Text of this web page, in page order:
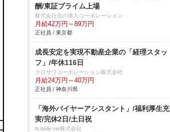
酬/東証プライム上場
株式会社北の達人コーポレーション
月給42万円～89万円
正社員 / 東京都
成長安定を実現不動産企業の「経理スタッ
フ」/年休116日
クロサワコーポレーション株式会社
月給24万円～40万円
正社員 / 神奈川県
「海外バイヤーアシスタント」/福利厚生充
実/完休2日/土日祝
la belle vie株式会社